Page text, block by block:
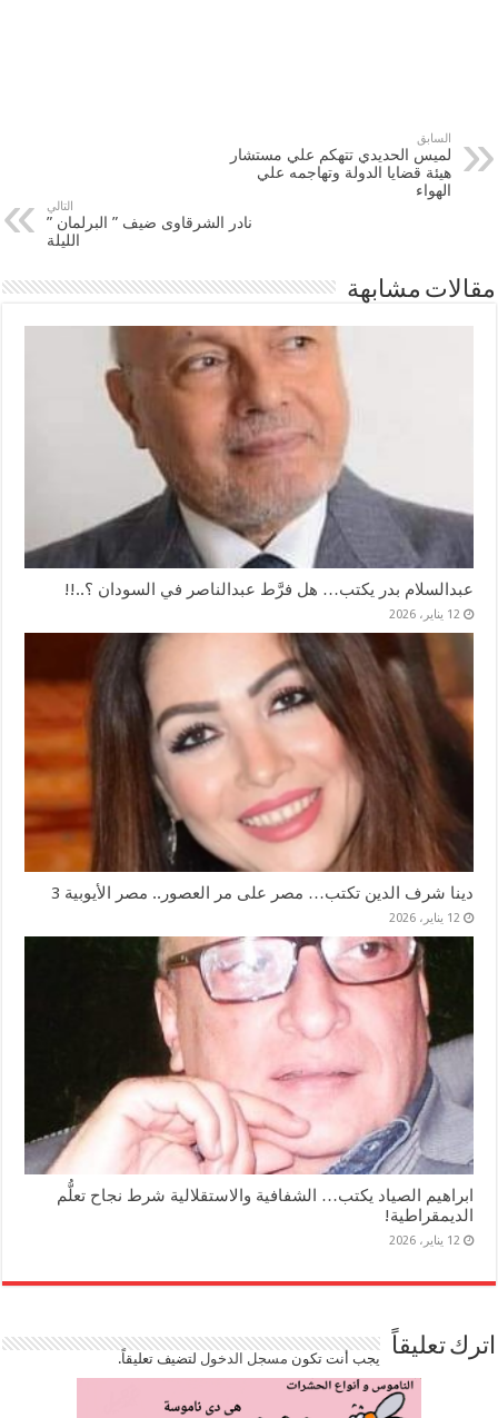
السابق
لميس الحديدي تتهكم علي مستشار
هيئة قضايا الدولة وتهاجمه علي
الهواء
التالي
نادر الشرقاوى ضيف ” البرلمان ”
الليلة
مقالات مشابهة
عبدالسلام بدر يكتب… هل فرَّط عبدالناصر في السودان ؟..!!
12 يناير، 2026
دينا شرف الدين تكتب… مصر على مر العصور.. مصر الأيوبية 3
12 يناير، 2026
ابراهيم الصياد يكتب… الشفافية والاستقلالية شرط نجاح تعلُّم
الديمقراطية!
12 يناير، 2026
اترك تعليقاً يجب أنت تكون مسجل الدخوللتضيف تعليقاً.